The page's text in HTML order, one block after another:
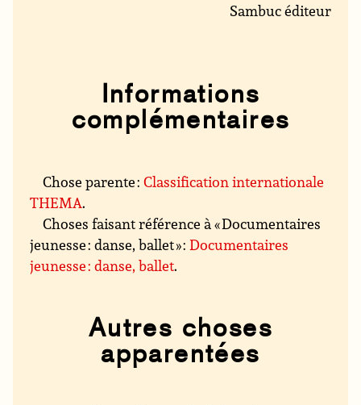
Sambuc éditeur
Informations
complémentaires
Chose parente :Classification internationale
THEMA.
Choses faisant référence à « Documentaires
jeunesse : danse, ballet » :Documentaires
jeunesse : danse, ballet.
Autres choses
apparentées